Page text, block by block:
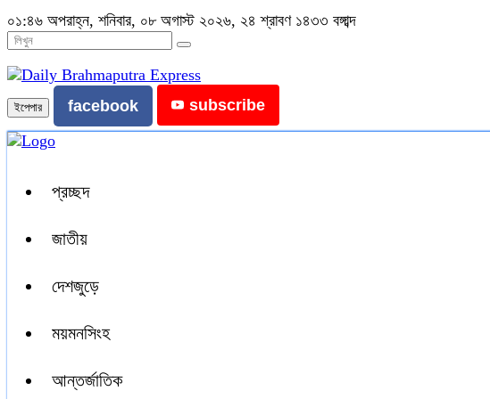
০১:৪৬ অপরাহ্ন, শনিবার, ০৮ অগাস্ট ২০২৬, ২৪ শ্রাবণ ১৪৩৩ বঙ্গাব্দ
ইপেপার facebook subscribe
প্রচ্ছদ
জাতীয়
দেশজুড়ে
ময়মনসিংহ
আন্তর্জাতিক